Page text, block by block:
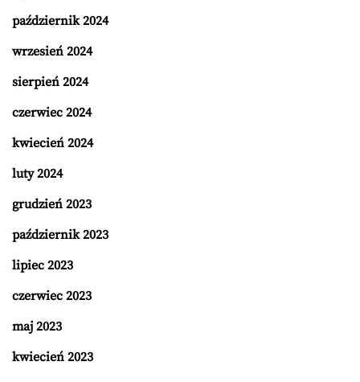
październik 2024
wrzesień 2024
sierpień 2024
czerwiec 2024
kwiecień 2024
luty 2024
grudzień 2023
październik 2023
lipiec 2023
czerwiec 2023
maj 2023
kwiecień 2023